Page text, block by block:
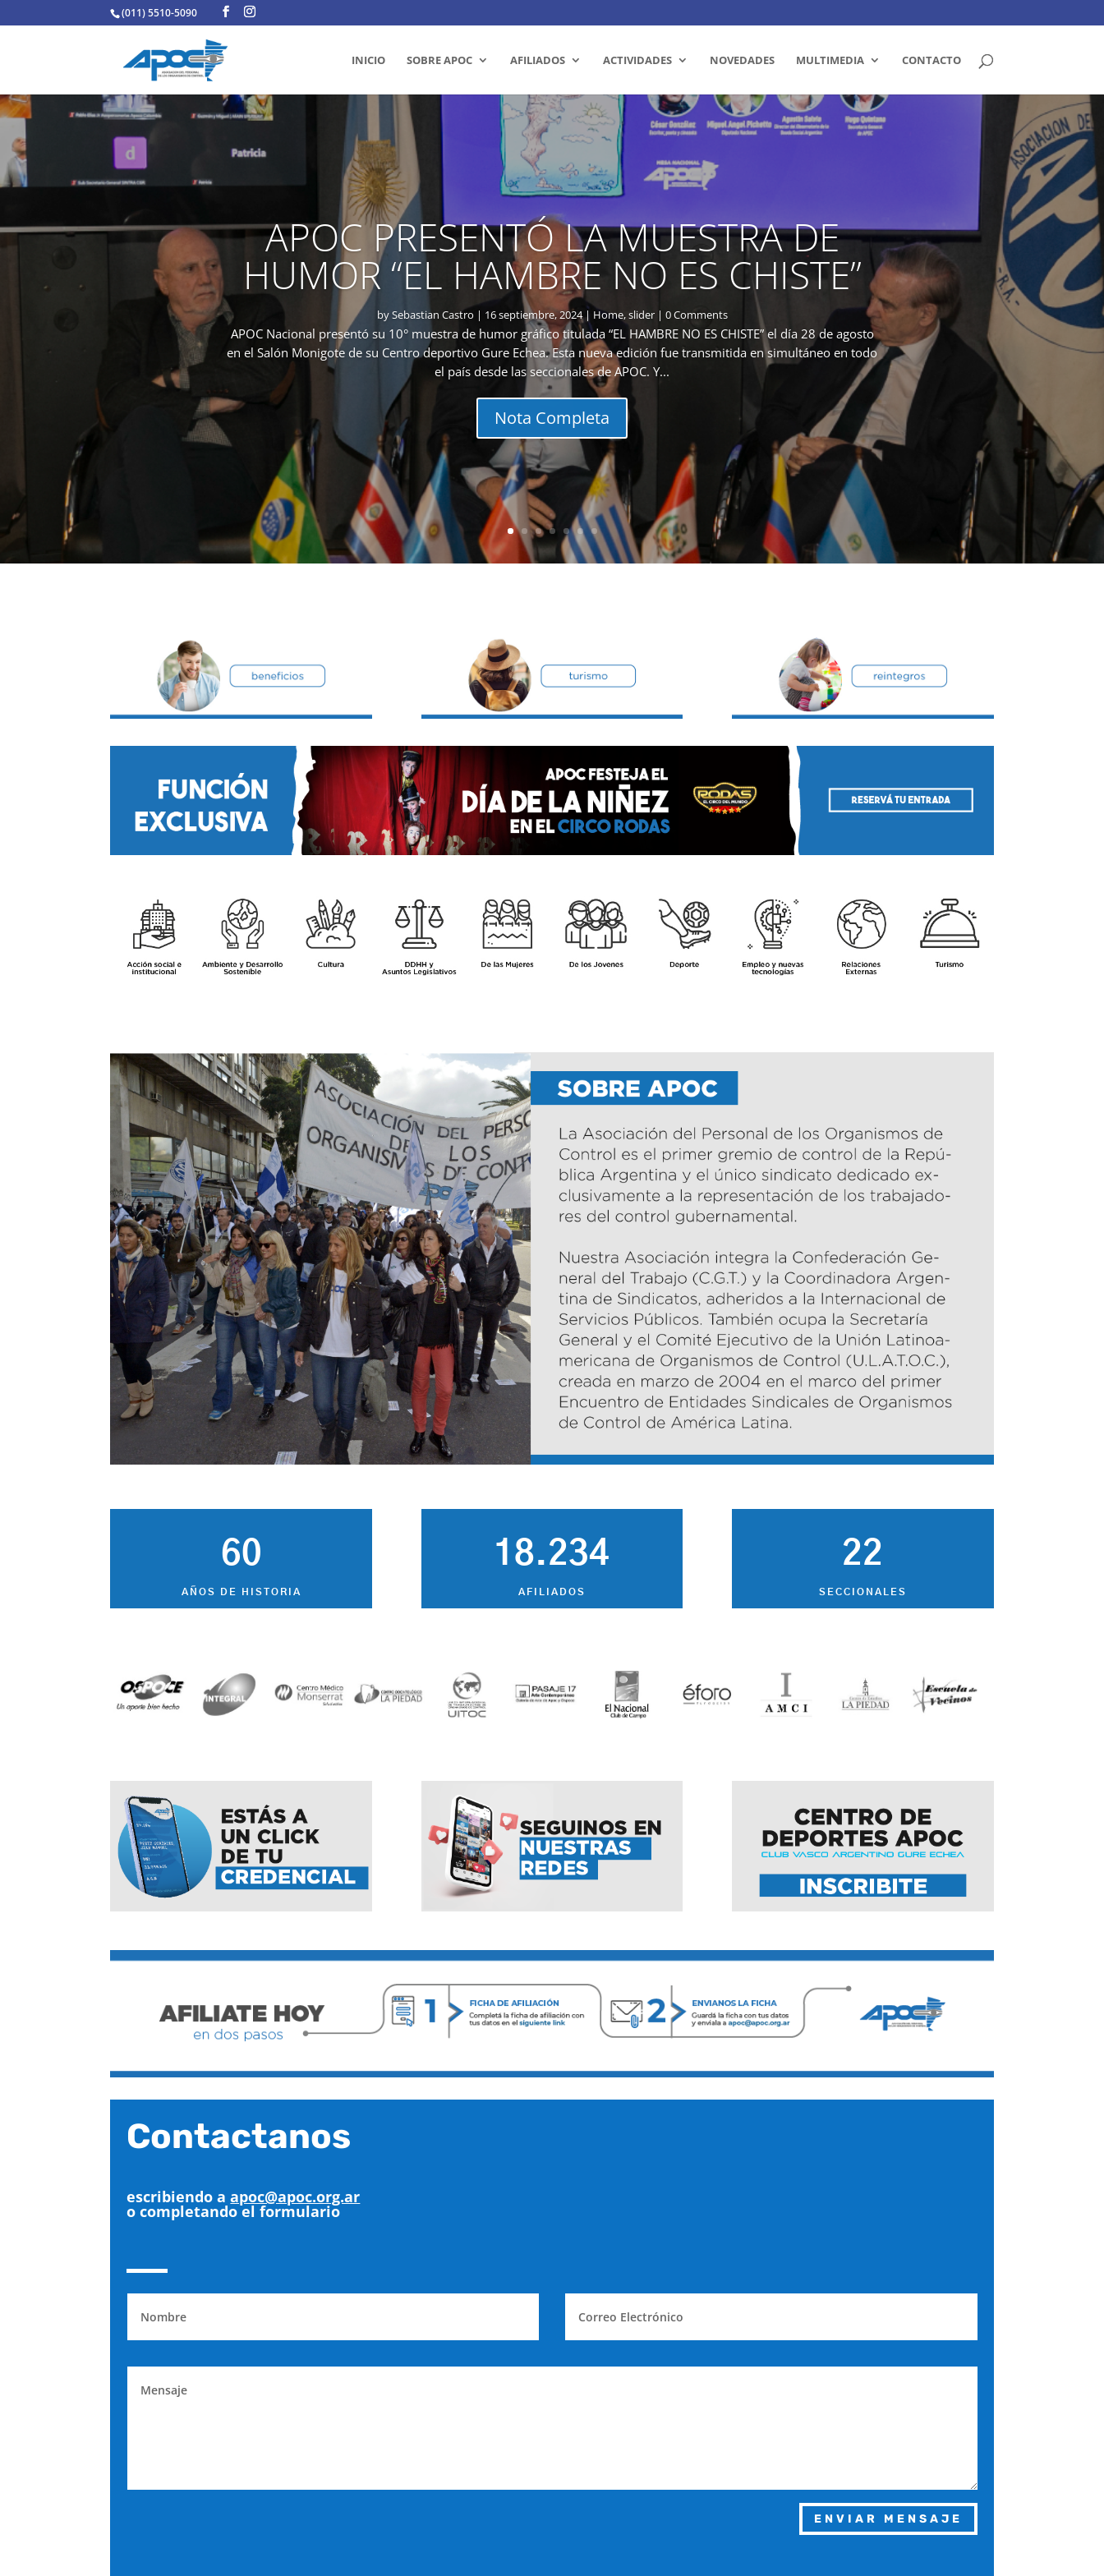
(011) 5510-5090
INICIO SOBRE APOC AFILIADOS ACTIVIDADES NOVEDADES MULTIMEDIA CONTACTO
APOC PRESENTÓ LA MUESTRA DE
HUMOR “EL HAMBRE NO ES CHISTE”
bySebastian Castro | 16 septiembre, 2024| Home,slider| 0 Comments
APOC Nacional presentó su 10° muestra de humor gráfico titulada “EL HAMBRE NO ES CHISTE” el día 28 de agosto
en el Salón Monigote de su Centro deportivo Gure Echea. Esta nueva edición fue transmitida en simultáneo en todo
el país desde las seccionales de APOC. Y...
Nota Completa
60
AÑOS DE HISTORIA
18.234
AFILIADOS
22
SECCIONALES
Contactanos
escribiendo aapoc@apoc.org.ar
o completando el formulario
ENVIAR MENSAJE